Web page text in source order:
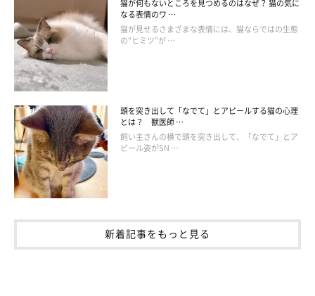
水飲み場を増やす
猫が何もないところを見つめるのはなぜ？ 猫の気に
なる表情のワ …
猫が見せるさまざまな表情には、猫ならではの生態
の“ヒミツ”が …
頭を突き出して「なでて」とアピールする猫の心理
とは？ 獣医師 …
飼い主さんの横で頭を突き出して、「なでて」とア
ピール姿がSN …
新着記事をもっと見る